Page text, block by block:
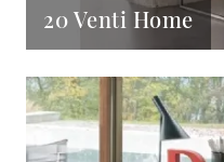
20 Venti Home